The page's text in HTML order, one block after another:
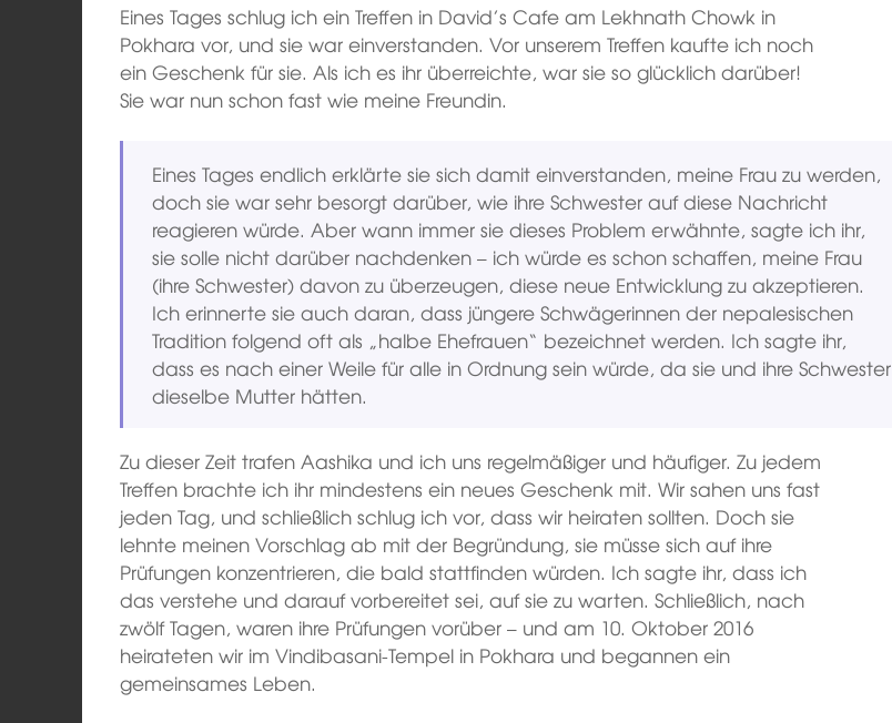
Eines Tages schlug ich ein Treffen in David’s Cafe am Lekhnath Chowk in
Pokhara vor, und sie war einverstanden. Vor unserem Treffen kaufte ich noch
ein Geschenk für sie. Als ich es ihr überreichte, war sie so glücklich darüber!
Sie war nun schon fast wie meine Freundin.
Eines Tages endlich erklärte sie sich damit einverstanden, meine Frau zu werden,
doch sie war sehr besorgt darüber, wie ihre Schwester auf diese Nachricht
reagieren würde. Aber wann immer sie dieses Problem erwähnte, sagte ich ihr,
sie solle nicht darüber nachdenken – ich würde es schon schaffen, meine Frau
(ihre Schwester) davon zu überzeugen, diese neue Entwicklung zu akzeptieren.
Ich erinnerte sie auch daran, dass jüngere Schwägerinnen der nepalesischen
Tradition folgend oft als „halbe Ehefrauen“ bezeichnet werden. Ich sagte ihr,
dass es nach einer Weile für alle in Ordnung sein würde, da sie und ihre Schwester
dieselbe Mutter hätten.
Zu dieser Zeit trafen Aashika und ich uns regelmäßiger und häufiger. Zu jedem
Treffen brachte ich ihr mindestens ein neues Geschenk mit. Wir sahen uns fast
jeden Tag, und schließlich schlug ich vor, dass wir heiraten sollten. Doch sie
lehnte meinen Vorschlag ab mit der Begründung, sie müsse sich auf ihre
Prüfungen konzentrieren, die bald stattfinden würden. Ich sagte ihr, dass ich
das verstehe und darauf vorbereitet sei, auf sie zu warten. Schließlich, nach
zwölf Tagen, waren ihre Prüfungen vorüber – und am 10. Oktober 2016
heirateten wir im Vindibasani-Tempel in Pokhara und begannen ein
gemeinsames Leben.